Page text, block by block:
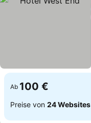
Ab 100 €
Preise von 24 Websites